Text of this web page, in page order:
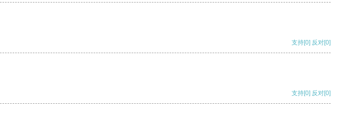
支持[0] 反对[0]
支持[0] 反对[0]